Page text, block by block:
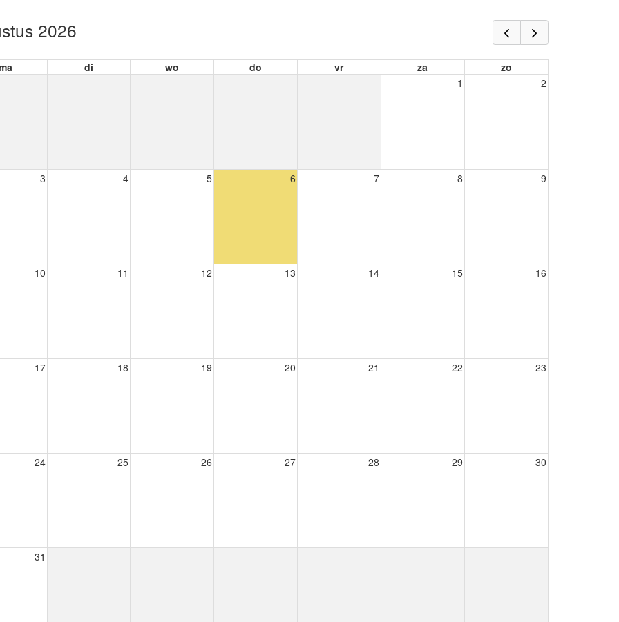
2026
di wo do vr za
zo
1
2
3 4 5 6 7 8 9
10 11 12 13 14 15 16
17 18 19 20 21 22 23
24 25 26 27 28 29 30
31